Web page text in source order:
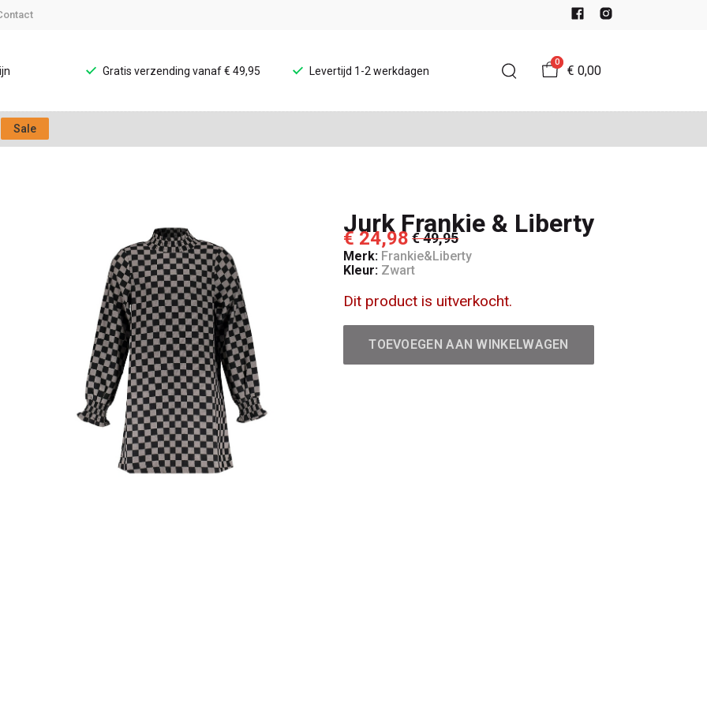
Gratis verzending vanaf € 49,95 Levertijd 1-2 werkdagen
0
€ 0,00
Sale
Jurk Frankie & Liberty
€ 24,98 € 49,95
Merk: Frankie&Liberty
Kleur: Zwart
Dit product is uitverkocht.
TOEVOEGEN AAN WINKELWAGEN